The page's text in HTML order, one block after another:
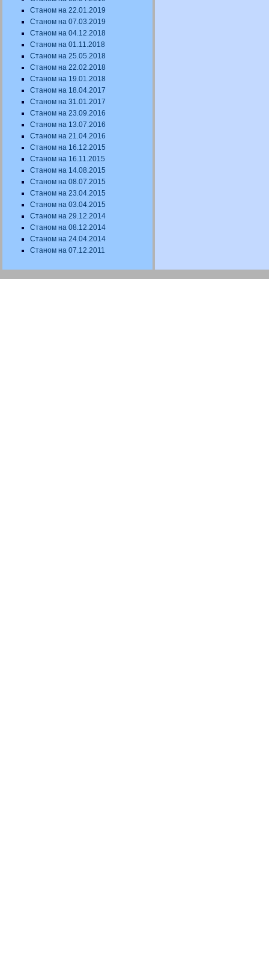
Станом на 22.01.2019
Станом на 07.03.2019
Станом на 04.12.2018
Станом на 01.11.2018
Станом на 25.05.2018
Станом на 22.02.2018
Станом на 19.01.2018
Станом на 18.04.2017
Станом на 31.01.2017
Станом на 23.09.2016
Станом на 13.07.2016
Станом на 21.04.2016
Станом на 16.12.2015
Станом на 16.11.2015
Станом на 14.08.2015
Станом на 08.07.2015
Станом на 23.04.2015
Станом на 03.04.2015
Станом на 29.12.2014
Станом на 08.12.2014
Станом на 24.04.2014
Станом на 07.12.2011